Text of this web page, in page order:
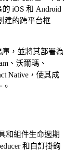
iOS 和 Android
建的跨平台框
庫，並將其部署為
、沃爾瑪、
Native，使其成
和組件生命週期
和自訂掛鉤